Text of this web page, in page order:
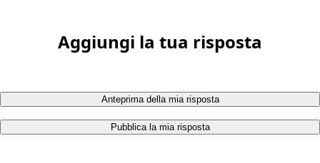
Aggiungi la tua risposta
Anteprima della mia risposta
Pubblica la mia risposta